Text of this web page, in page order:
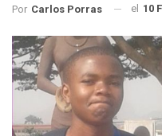
Por Carlos Porras el 10